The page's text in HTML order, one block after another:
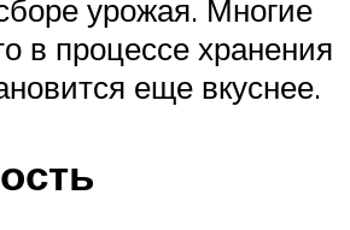
урожая. Многие
в процессе хранения
еще вкуснее.